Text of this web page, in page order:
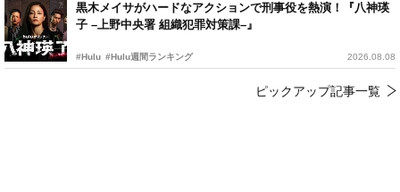
黒木メイサがハードなアクションで刑事役を熱演！『八神瑛
子 –上野中央署 組織犯罪対策課–』
#Hulu #Hulu週間ランキング 2026.08.08
ピックアップ記事一覧